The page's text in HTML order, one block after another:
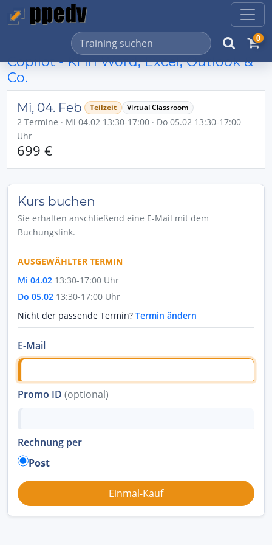
0
Copilot - KI in Word, Excel, Outlook &
Co.
Mi, 04. Feb Teilzeit Virtual Classroom
2 Termine · Mi 04.02 13:30-17:00 · Do 05.02 13:30-17:00
Uhr
699 €
Kurs buchen
Sie erhalten anschließend eine E-Mail mit dem
Buchungslink.
AUSGEWÄHLTER TERMIN
Mi 04.02 13:30-17:00 Uhr
Do 05.02 13:30-17:00 Uhr
Nicht der passende Termin? Termin ändern
E-Mail
Promo ID (optional)
Rechnung per
Post